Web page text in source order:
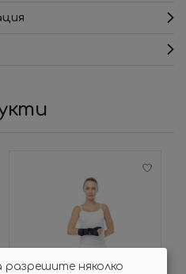
няколко